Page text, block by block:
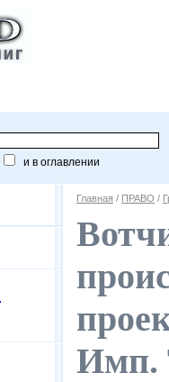
и в оглавлении
Главная / ПРАВО /
Имп.